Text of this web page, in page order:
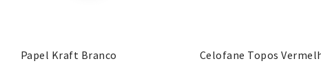
Papel Kraft Branco Celofane Topos